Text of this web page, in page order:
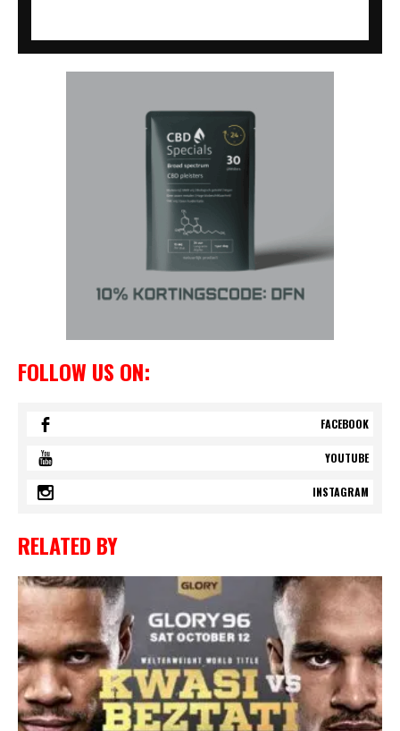
FOLLOW US ON:
FACEBOOK
YOUTUBE
INSTAGRAM
RELATED BY